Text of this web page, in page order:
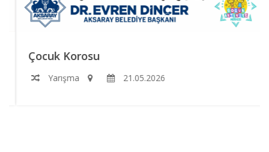
Çocuk Korosu
Yarışma 21.05.2026